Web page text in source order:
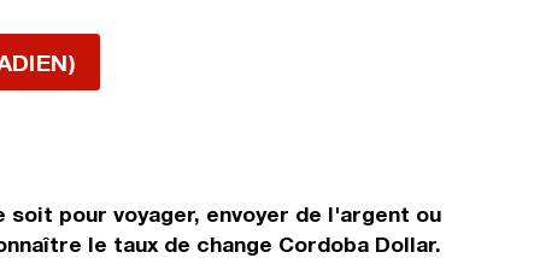
soit pour voyager, envoyer de l'argent ou
le taux de change Cordoba Dollar.